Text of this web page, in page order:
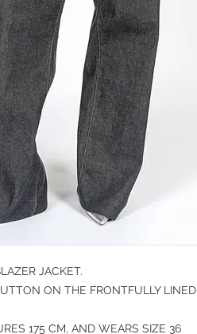
JACKET.
ON THE FRONTFULLY LINED
175 CM, AND WEARS SIZE 36